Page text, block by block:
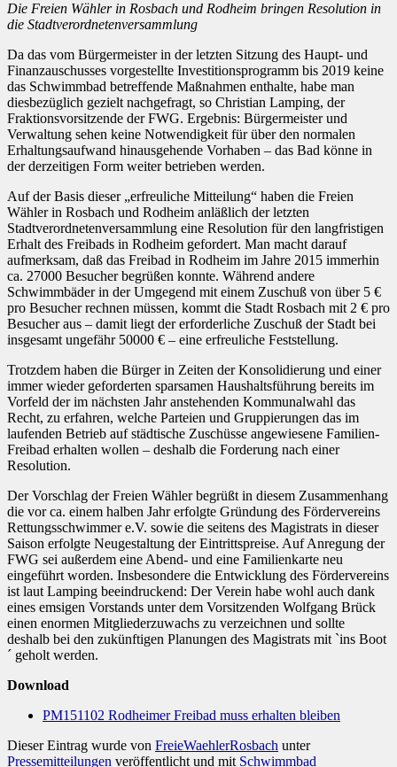
Die Freien Wähler in Rosbach und Rodheim bringen Resolution in
die Stadtverordnetenversammlung
Da das vom Bürgermeister in der letzten Sitzung des Haupt- und
Finanzauschusses vorgestellte Investitionsprogramm bis 2019 keine
das Schwimmbad betreffende Maßnahmen enthalte, habe man
diesbezüglich gezielt nachgefragt, so Christian Lamping, der
Fraktionsvorsitzende der FWG. Ergebnis: Bürgermeister und
Verwaltung sehen keine Notwendigkeit für über den normalen
Erhaltungsaufwand hinausgehende Vorhaben – das Bad könne in
der derzeitigen Form weiter betrieben werden.
Auf der Basis dieser „erfreuliche Mitteilung“ haben die Freien
Wähler in Rosbach und Rodheim anläßlich der letzten
Stadtverordnetenversammlung eine Resolution für den langfristigen
Erhalt des Freibads in Rodheim gefordert. Man macht darauf
aufmerksam, daß das Freibad in Rodheim im Jahre 2015 immerhin
ca. 27000 Besucher begrüßen konnte. Während andere
Schwimmbäder in der Umgegend mit einem Zuschuß von über 5 €
pro Besucher rechnen müssen, kommt die Stadt Rosbach mit 2 € pro
Besucher aus – damit liegt der erforderliche Zuschuß der Stadt bei
insgesamt ungefähr 50000 € – eine erfreuliche Feststellung.
Trotzdem haben die Bürger in Zeiten der Konsolidierung und einer
immer wieder geforderten sparsamen Haushaltsführung bereits im
Vorfeld der im nächsten Jahr anstehenden Kommunalwahl das
Recht, zu erfahren, welche Parteien und Gruppierungen das im
laufenden Betrieb auf städtische Zuschüsse angewiesene Familien-
Freibad erhalten wollen – deshalb die Forderung nach einer
Resolution.
Der Vorschlag der Freien Wähler begrüßt in diesem Zusammenhang
die vor ca. einem halben Jahr erfolgte Gründung des Fördervereins
Rettungsschwimmer e.V. sowie die seitens des Magistrats in dieser
Saison erfolgte Neugestaltung der Eintrittspreise. Auf Anregung der
FWG sei außerdem eine Abend- und eine Familienkarte neu
eingeführt worden. Insbesondere die Entwicklung des Fördervereins
ist laut Lamping beeindruckend: Der Verein habe wohl auch dank
eines emsigen Vorstands unter dem Vorsitzenden Wolfgang Brück
einen enormen Mitgliederzuwachs zu verzeichnen und sollte
deshalb bei den zukünftigen Planungen des Magistrats mit `ins Boot
´ geholt werden.
Download
PM151102 Rodheimer Freibad muss erhalten bleiben
Dieser Eintrag wurde von FreieWaehlerRosbach unter
Pressemitteilungen veröffentlicht und mit Schwimmbad